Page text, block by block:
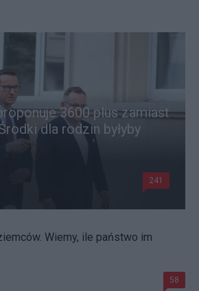
3600 plus zamiast
dla rodzin byłyby
241
Wiemy, ile państwo im
58